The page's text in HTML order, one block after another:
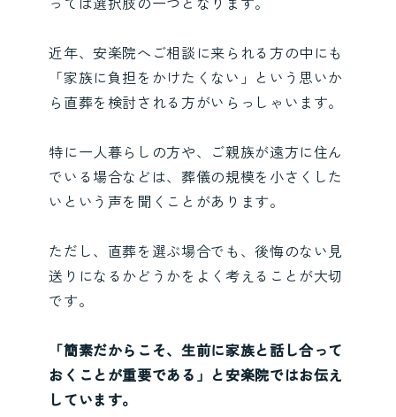
近年、安楽院へご相談に来られる方の中にも
「家族に負担をかけたくない」という思いか
ら直葬を検討される方がいらっしゃいます。
特に一人暮らしの方や、ご親族が遠方に住ん
でいる場合などは、葬儀の規模を小さくした
いという声を聞くことがあります。
ただし、直葬を選ぶ場合でも、後悔のない見
送りになるかどうかをよく考えることが大切
です。
「簡素だからこそ、生前に家族と話し合って
おくことが重要である」と安楽院ではお伝え
しています。